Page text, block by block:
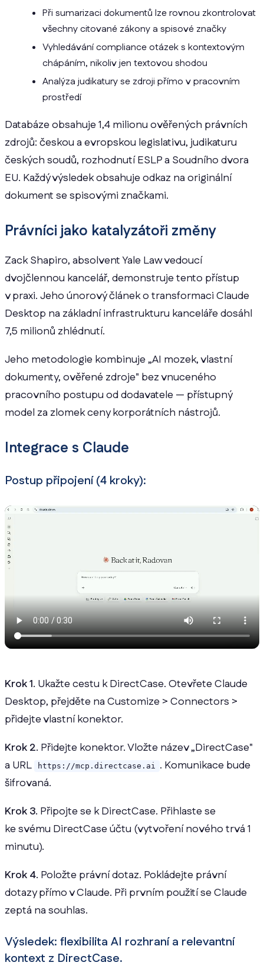
Při sumarizaci dokumentů lze rovnou zkontrolovat
všechny citované zákony a spisové značky
Vyhledávání compliance otázek s kontextovým
chápáním, nikoliv jen textovou shodou
Analýza judikatury se zdroji přímo v pracovním
prostředí
Databáze obsahuje 1,4 milionu ověřených právních
zdrojů: českou a evropskou legislativu, judikaturu
českých soudů, rozhodnutí ESLP a Soudního dvora
EU. Každý výsledek obsahuje odkaz na originální
dokument se spisovými značkami.
Právníci jako katalyzátoři změny
Zack Shapiro, absolvent Yale Law vedoucí
dvojčlennou kancelář, demonstruje tento přístup
v praxi. Jeho únorový článek o transformaci Claude
Desktop na základní infrastrukturu kanceláře dosáhl
7,5 milionů zhlédnutí.
Jeho metodologie kombinuje „AI mozek, vlastní
dokumenty, ověřené zdroje" bez vnuceného
pracovního postupu od dodavatele — přístupný
model za zlomek ceny korporátních nástrojů.
Integrace s Claude
Postup připojení (4 kroky):
Krok 1. Ukažte cestu k DirectCase. Otevřete Claude
Desktop, přejděte na Customize > Connectors >
přidejte vlastní konektor.
Krok 2. Přidejte konektor. Vložte název „DirectCase"
a URL
https://mcp.directcase.ai . Komunikace bude
šifrovaná.
Krok 3. Připojte se k DirectCase. Přihlaste se
ke svému DirectCase účtu (vytvoření nového trvá 1
minutu).
Krok 4. Položte právní dotaz. Pokládejte právní
dotazy přímo v Claude. Při prvním použití se Claude
zeptá na souhlas.
Výsledek: flexibilita AI rozhraní a relevantní
kontext z DirectCase.